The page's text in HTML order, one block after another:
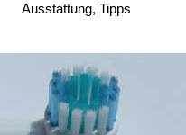
Ausstattung, Tipps